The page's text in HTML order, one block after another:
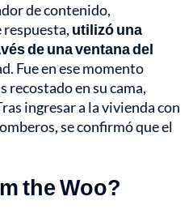
de contenido,
utilizó una
de una ventana del
Fue en ese momento
recostado en su cama,
ingresar a la vivienda con
se confirmó que el
the Woo?